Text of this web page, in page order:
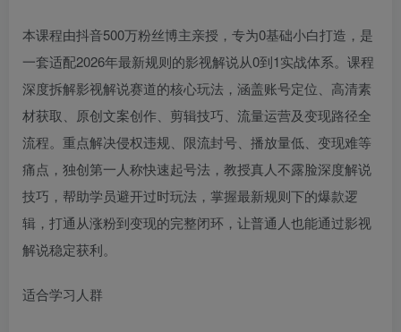
本课程由抖音500万粉丝博主亲授，专为0基础小白打造，是
一套适配2026年最新规则的影视解说从0到1实战体系。课程
深度拆解影视解说赛道的核心玩法，涵盖账号定位、高清素
材获取、原创文案创作、剪辑技巧、流量运营及变现路径全
流程。重点解决侵权违规、限流封号、播放量低、变现难等
痛点，独创第一人称快速起号法，教授真人不露脸深度解说
技巧，帮助学员避开过时玩法，掌握最新规则下的爆款逻
辑，打通从涨粉到变现的完整闭环，让普通人也能通过影视
解说稳定获利。
适合学习人群